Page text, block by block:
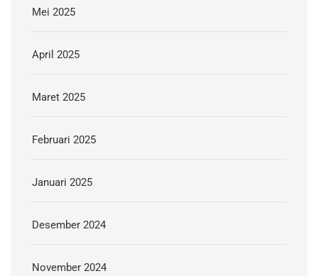
Mei 2025
April 2025
Maret 2025
Februari 2025
Januari 2025
Desember 2024
November 2024